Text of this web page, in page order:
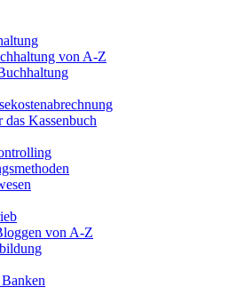
von A-Z
Kassenbuch
von A-Z